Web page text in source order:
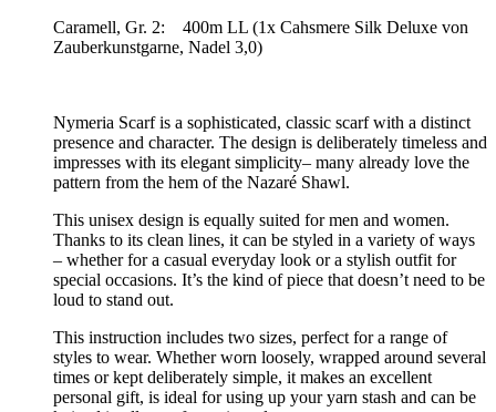
Caramell, Gr. 2: 400m LL (1x Cahsmere Silk Deluxe von
Zauberkunstgarne, Nadel 3,0)
Nymeria Scarf is a sophisticated, classic scarf with a distinct
presence and character. The design is deliberately timeless and
impresses with its elegant simplicity– many already love the
pattern from the hem of the Nazaré Shawl.
This unisex design is equally suited for men and women.
Thanks to its clean lines, it can be styled in a variety of ways
– whether for a casual everyday look or a stylish outfit for
special occasions. It’s the kind of piece that doesn’t need to be
loud to stand out.
This instruction includes two sizes, perfect for a range of
styles to wear. Whether worn loosely, wrapped around several
times or kept deliberately simple, it makes an excellent
personal gift, is ideal for using up your yarn stash and can be